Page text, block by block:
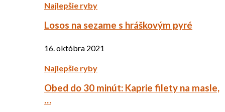
Najlepšie ryby
Losos na sezame s hráškovým pyré
16. októbra 2021
Najlepšie ryby
Obed do 30 minút: Kaprie filety na masle,
…